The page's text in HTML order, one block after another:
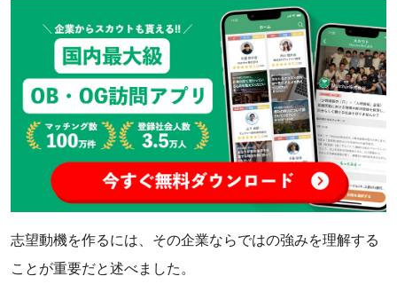
志望動機を作るには、その企業ならではの強みを理解する
ことが重要だと述べました。